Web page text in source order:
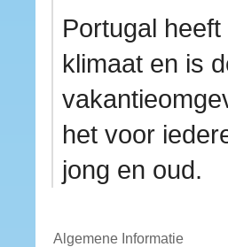
Portugal
klimaat en is
het voor
jong en oud.
Algemene Informatie